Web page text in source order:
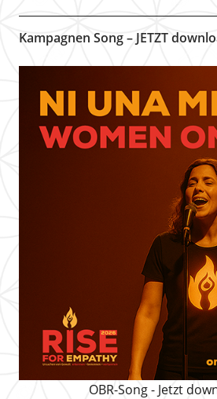
Kampagnen Song – JETZT
OBR-Song - Jetzt